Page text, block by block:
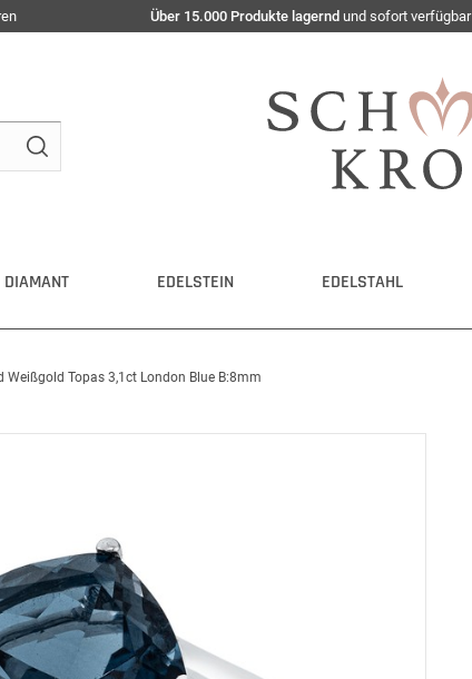
Über 15.000 Produkte lagernd und sofort verfügbar
DIAMANT EDELSTEIN EDELSTAHL
Weißgold Topas 3,1ct London Blue B:8mm